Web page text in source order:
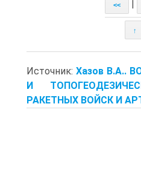
<<
↑
Источник: Хазов В.А..
И
РАКЕТНЫХ ВОЙСК И